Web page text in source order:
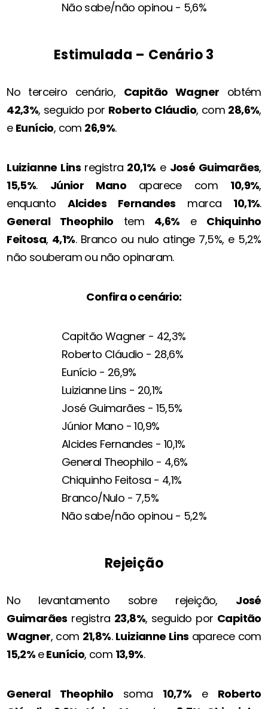
Não sabe/não opinou - 5,6%
Estimulada – Cenário 3
No terceiro cenário, Capitão Wagner obtém
42,3%, seguido por Roberto Cláudio, com 28,6%,
e Eunício, com 26,9%.
Luizianne Linsregistra 20,1% e José Guimarães,
15,5%. Júnior Manoaparece com 10,9%,
enquantoAlcides Fernandes marca 10,1%.
General Theophilo tem 4,6% e Chiquinho
Feitosa, 4,1%. Branco ou nulo atinge 7,5%, e 5,2%
não souberam ou não opinaram.
Confira o cenário:
Capitão Wagner - 42,3%
Roberto Cláudio - 28,6%
Eunício - 26,9%
Luizianne Lins - 20,1%
José Guimarães - 15,5%
Júnior Mano - 10,9%
Alcides Fernandes - 10,1%
General Theophilo - 4,6%
Chiquinho Feitosa - 4,1%
Branco/Nulo - 7,5%
Não sabe/não opinou - 5,2%
Rejeição
No levantamento sobre rejeição, José
Guimarães registra 23,8%, seguido por Capitão
Wagner, com 21,8%. Luizianne Lins aparece com
15,2% eEunício, com 13,9%.
General Theophilo soma 10,7% e Roberto